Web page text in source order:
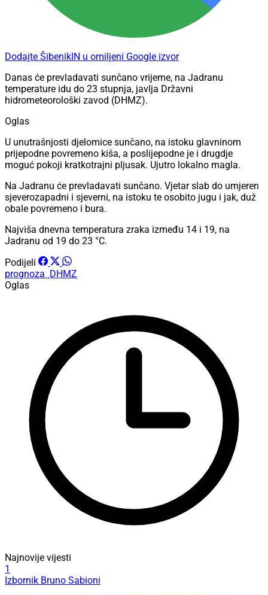
Dodajte ŠibenikIN u omiljeni Google izvor
Danas će prevladavati sunčano vrijeme, na Jadranu
temperature idu do 23 stupnja, javlja Državni
hidrometeorološki zavod (DHMZ).
Oglas
U unutrašnjosti djelomice sunčano, na istoku glavninom
prijepodne povremeno kiša, a poslijepodne je i drugdje
moguć pokoji kratkotrajni pljusak. Ujutro lokalno magla.
Na Jadranu će prevladavati sunčano. Vjetar slab do umjeren
sjeverozapadni i sjeverni, na istoku te osobito jugu i jak, duž
obale povremeno i bura.
Najviša dnevna temperatura zraka između 14 i 19, na
Jadranu od 19 do 23 °C.
Podijeli
prognoza ¸DHMZ
Oglas
Najnovije vijesti
1
Izbornik Bruno Sabioni